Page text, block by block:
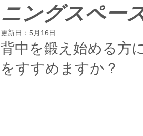
ニングスペー
更新日： 5月16日
背中を鍛え始める方
をすすめますか？